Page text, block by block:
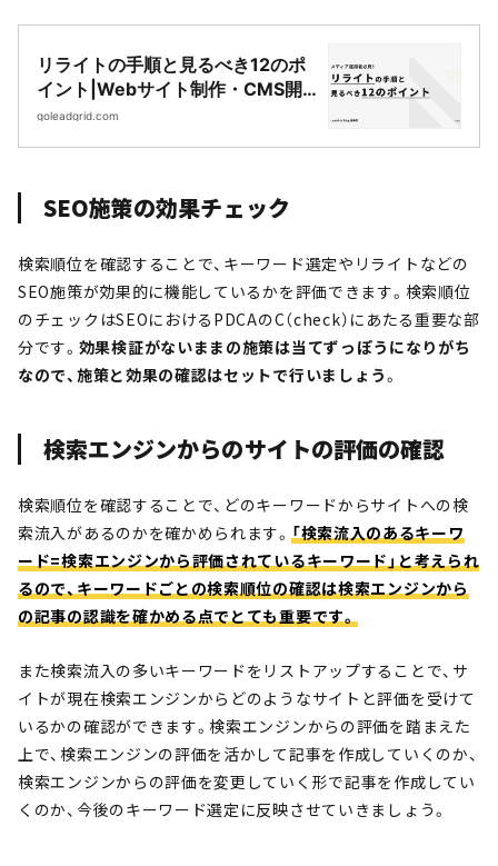
リライトの手順と見るべき12のポ
イント|Webサイト制作・CMS開
発｜LeadGrid
goleadgrid.com
SEO施策の効果チェック
検索順位を確認することで、キーワード選定やリライトなどの
SEO施策が効果的に機能しているかを評価できます。検索順位
のチェックはSEOにおけるPDCAのC（check）にあたる重要な部
分です。 効果検証がないままの施策は当てずっぽうになりがち
なので、施策と効果の確認はセットで行いましょう。
検索エンジンからのサイトの評価の確認
検索順位を確認することで、どのキーワードからサイトへの検
索流入があるのかを確かめられます。 「検索流入のあるキーワ
ード=検索エンジンから評価されているキーワード」と考えられ
るので、キーワードごとの検索順位の確認は検索エンジンから
の記事の認識を確かめる点でとても重要です。
また検索流入の多いキーワードをリストアップすることで、サ
イトが現在検索エンジンからどのようなサイトと評価を受けて
いるかの確認ができます。検索エンジンからの評価を踏まえた
上で、検索エンジンの評価を活かして記事を作成していくのか、
検索エンジンからの評価を変更していく形で記事を作成してい
くのか、今後のキーワード選定に反映させていきましょう。